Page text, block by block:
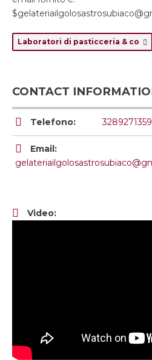
Laboratori di pasticceria & co
CONTACT
Telefono: 3289271359
Email:
Video: